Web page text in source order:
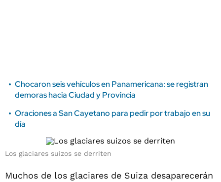
Chocaron seis vehículos en Panamericana: se registran
demoras hacia Ciudad y Provincia
Oraciones a San Cayetano para pedir por trabajo en su
día
Los glaciares suizos se derriten
Muchos de los glaciares de Suiza desaparecerán